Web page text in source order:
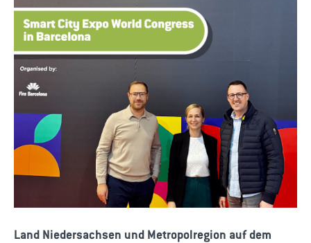
Land Niedersachsen und Metropolregion auf dem